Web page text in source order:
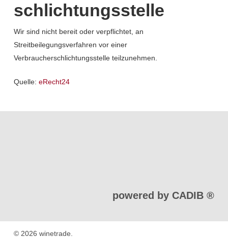
schlichtungs­stelle
Wir sind nicht bereit oder verpflichtet, an
Streitbeilegungsverfahren vor einer
Verbraucherschlichtungsstelle teilzunehmen.
Quelle: eRecht24
powered by CADIB ®
© 2026 winetrade.